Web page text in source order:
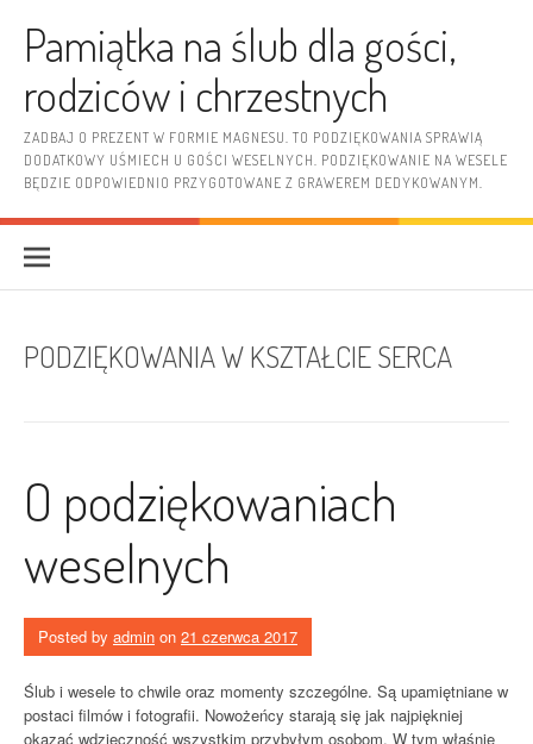
Pamiątka na ślub dla gości,
rodziców i chrzestnych
ZADBAJ O PREZENT W FORMIE MAGNESU. TO PODZIĘKOWANIA SPRAWIĄ
DODATKOWY UŚMIECH U GOŚCI WESELNYCH. PODZIĘKOWANIE NA WESELE
BĘDZIE ODPOWIEDNIO PRZYGOTOWANE Z GRAWEREM DEDYKOWANYM.
PODZIĘKOWANIA W KSZTAŁCIE SERCA
O podziękowaniach
weselnych
Posted by admin on 21 czerwca 2017
Ślub i wesele to chwile oraz momenty szczególne. Są upamiętniane w
postaci filmów i fotografii. Nowożeńcy starają się jak najpiękniej
okazać wdzięczność wszystkim przybyłym osobom. W tym właśnie